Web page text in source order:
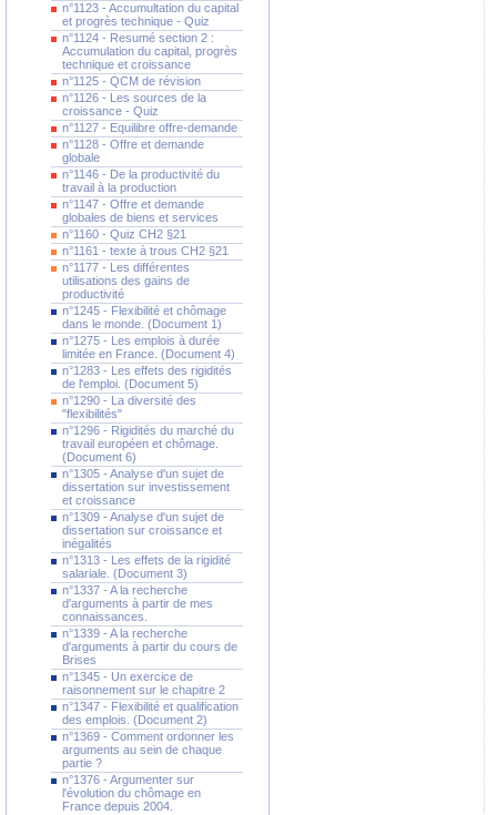
n°1123 - Accumultation du capital
et progrès technique - Quiz
n°1124 - Resumé section 2 :
Accumulation du capital, progrès
technique et croissance
n°1125 - QCM de révision
n°1126 - Les sources de la
croissance - Quiz
n°1127 - Equilibre offre-demande
n°1128 - Offre et demande
globale
n°1146 - De la productivité du
travail à la production
n°1147 - Offre et demande
globales de biens et services
n°1160 - Quiz CH2 §21
n°1161 - texte à trous CH2 §21
n°1177 - Les différentes
utilisations des gains de
productivité
n°1245 - Flexibilité et chômage
dans le monde. (Document 1)
n°1275 - Les emplois à durée
limitée en France. (Document 4)
n°1283 - Les effets des rigidités
de l'emploi. (Document 5)
n°1290 - La diversité des
"flexibilités"
n°1296 - Rigidités du marché du
travail européen et chômage.
(Document 6)
n°1305 - Analyse d'un sujet de
dissertation sur investissement
et croissance
n°1309 - Analyse d'un sujet de
dissertation sur croissance et
inégalités
n°1313 - Les effets de la rigidité
salariale. (Document 3)
n°1337 - A la recherche
d'arguments à partir de mes
connaissances.
n°1339 - A la recherche
d'arguments à partir du cours de
Brises
n°1345 - Un exercice de
raisonnement sur le chapitre 2
n°1347 - Flexibilité et qualification
des emplois. (Document 2)
n°1369 - Comment ordonner les
arguments au sein de chaque
partie ?
n°1376 - Argumenter sur
l'évolution du chômage en
France depuis 2004.